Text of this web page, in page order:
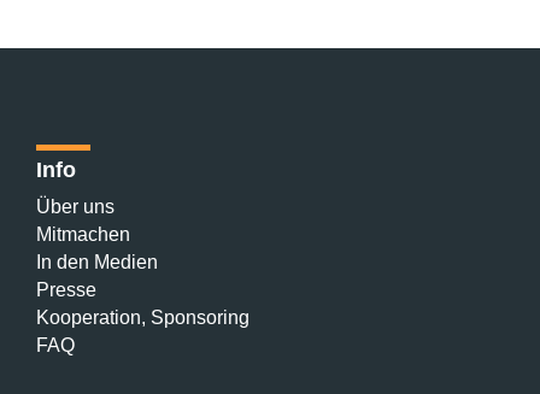
Info
Über uns
Mitmachen
In den Medien
Presse
Kooperation, Sponsoring
FAQ